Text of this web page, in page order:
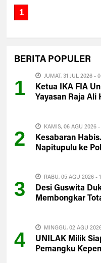
1
BERITA POPULER
1
JUMAT, 31 JUL 2026 -
Ketua IKA FIA
Yayasan Raja Ali
2
KAMIS, 06 AGU 2026 -
Kesabaran
Napitupulu ke
3
RABU, 05 AGU 2026 -
Desi Guswita
Membongkar
4
MINGGU, 02 AGU
UNILAK Milik
Pemangku